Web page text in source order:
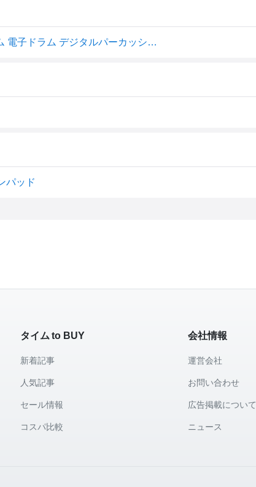
Roland(ローランド) SPD::ONE PERCUSSION SPD-1P ドラム 電子ドラム デジタルパーカッション ハイブリッド
パッド
タイム to BUY
新着記事
人気記事
セール情報
コスパ比較
会社情報
運営会社
お問い合わせ
広告掲載について
ニュース